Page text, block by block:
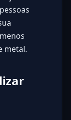
metal.